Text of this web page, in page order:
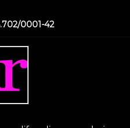
0001-42